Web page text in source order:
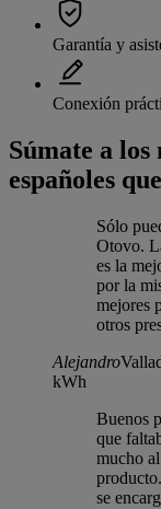
Garantía y
Conexión
Súmate a los
españoles
Sólo
Otovo.
es la
por la
mejores
otros
Alejandro
kWh
Buenos
que
mucho
se